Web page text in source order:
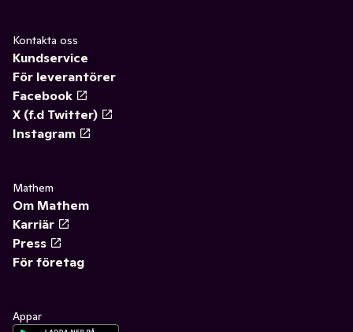
Kontakta oss
Kundservice
För leverantörer
Facebook
X (f.d Twitter)
Instagram
Mathem
Om Mathem
Karriär
Press
För företag
Appar